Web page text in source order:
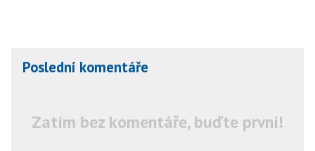
Poslední komentáře
Zatím bez komentáře, buďte první!